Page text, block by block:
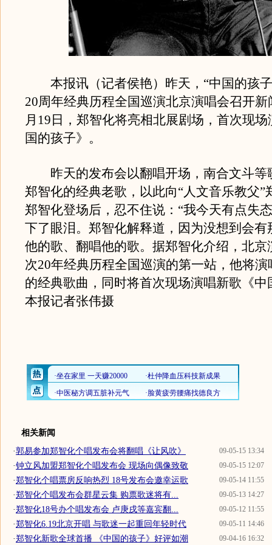
本报讯（记者侯艳）昨天，“中国的孩
20周年经典历程全国巡演北京演唱会召开新
月19日，郑智化将亮相北展剧场，首次现
国的孩子》。
昨天的发布会以翻唱开场，南合文斗等
郑智化的经典老歌，以此向“人文音乐教父”
郑智化登场后，忍不住说：“我今天有点失
下了眼泪。郑智化解释道，因为没想到会有
他的歌、翻唱他的歌。据郑智化介绍，北京
次20年经典历程全国巡演的第一站，他将演
的经典歌曲，同时将首次现场演唱新歌《中
本报记者张伟摄
相关新闻
09-05-15 13:34
·郭易参加郑智化个唱发布会将翻唱《让风吹》
09-05-15 12:07
·钟立风加盟郑智化个唱发布会 现场向偶像致敬
09-05-14 11:55
·郑智化个唱票房反响热烈 18号发布会邀幸运歌
09-05-13 14:27
·郑智化个唱发布会群星云集 购票歌迷将有...
09-05-12 11:55
·郑智化18号办个唱发布会 卢庚戌等嘉宾翻...
09-05-11 14:46
·郑智化6.19北京开唱 与歌迷一起重回年轻时代
09-04-16 16:32
·郑智化新歌全球首播 《中国的孩子》好评如潮